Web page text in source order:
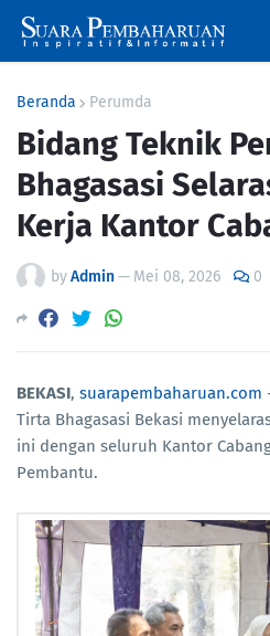
Beranda Perumda
Bidang Teknik
Bhagasasi
Kerja Kantor
byAdmin— Mei 08, 2026 0
BEKASI, suarapembaharuan.com
Tirta Bhagasasi Bekasi
ini dengan seluruh Kantor
Pembantu.